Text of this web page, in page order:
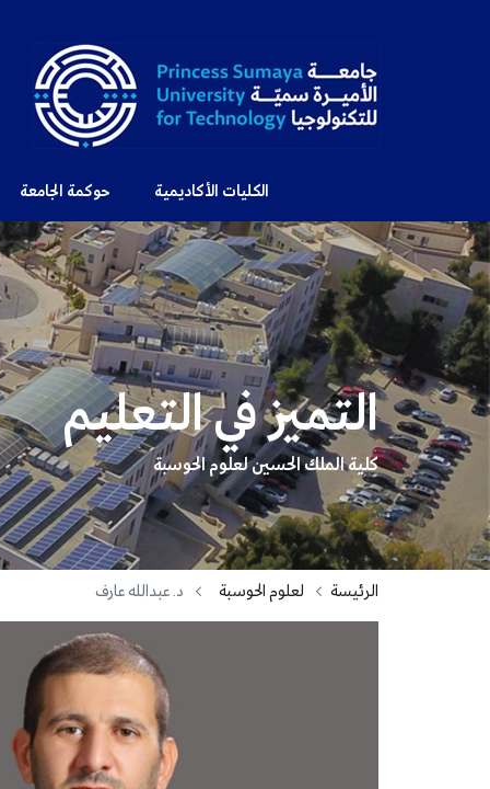
الكليات الأكاديمية حوكمة الجامعة
التميز في التعليم
كلية الملك الحسين لعلوم الحوسبة
الرئيسة لعلوم الحوسبة د. عبدالله عارف